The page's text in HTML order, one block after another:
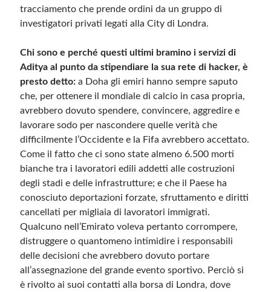
tracciamento che prende ordini da un gruppo di
investigatori privati legati alla City di Londra.
Chi sono e perché questi ultimi bramino i servizi di
Aditya al punto da stipendiare la sua rete di hacker, è
presto detto: a Doha gli emiri hanno sempre saputo
che, per ottenere il mondiale di calcio in casa propria,
avrebbero dovuto spendere, convincere, aggredire e
lavorare sodo per nascondere quelle verità che
difficilmente l’Occidente e la Fifa avrebbero accettato.
Come il fatto che ci sono state almeno 6.500 morti
bianche tra i lavoratori edili addetti alle costruzioni
degli stadi e delle infrastrutture; e che il Paese ha
conosciuto deportazioni forzate, sfruttamento e diritti
cancellati per migliaia di lavoratori immigrati.
Qualcuno nell’Emirato voleva pertanto corrompere,
distruggere o quantomeno intimidire i responsabili
delle decisioni che avrebbero dovuto portare
all’assegnazione del grande evento sportivo. Perciò si
è rivolto ai suoi contatti alla borsa di Londra, dove